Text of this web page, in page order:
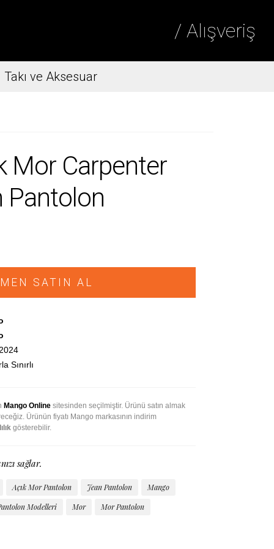
/ Alışveriş
Takı ve Aksesuar
Mor Carpenter
Pantolon
SATIN AL
Sınırlı
Mango Onlinesitesinden seçilmiştir. Ürünü satın almak
Ürünün fiyatı Mango markasının indirim
gösterebilir.
sağlar.
Açık Mor Pantolon Jean Pantolon
Mango
Modelleri
Mor Mor Pantolon